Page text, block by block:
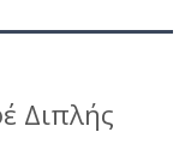
Διπλής